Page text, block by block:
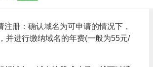
注册：确认域名为可申请的情况下，
并进行缴纳域名的年费(一般为55元/